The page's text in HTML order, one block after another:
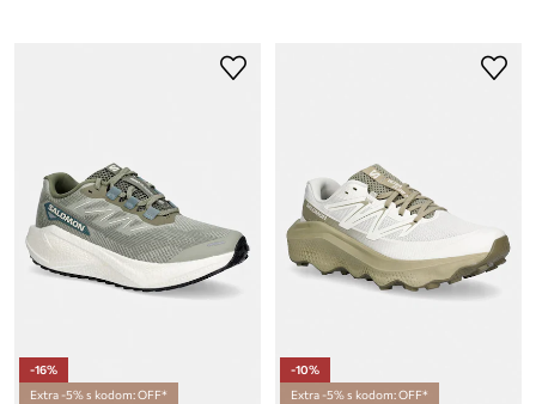
-16%
Extra -5% s kodom: OFF*
-10%
Extra -5% s kodom: OFF*